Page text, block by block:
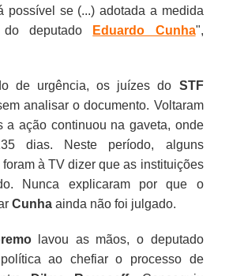
possível se (...) adotada a medida
do deputado
Eduardo Cunha",
de urgência, os juízes do STF
analisar o documento. Voltaram
a ação continuou na gaveta, onde
dias. Neste período, alguns
à TV dizer que as instituições
Nunca explicaram por que o
Cunha ainda não foi julgado.
lavou as mãos, o deputado
ao chefiar o processo de